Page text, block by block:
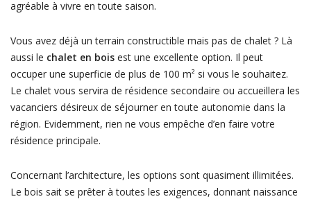
agréable à vivre en toute saison.
Vous avez déjà un terrain constructible mais pas de chalet ? Là
aussi le chalet en boisest une excellente option. Il peut
occuper une superficie de plus de 100 m² si vous le souhaitez.
Le chalet vous servira de résidence secondaire ou accueillera les
vacanciers désireux de séjourner en toute autonomie dans la
région. Evidemment, rien ne vous empêche d’en faire votre
résidence principale.
Concernant l’architecture, les options sont quasiment illimitées.
Le bois sait se prêter à toutes les exigences, donnant naissance